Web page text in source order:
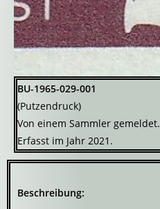
BU-1965-029-001
(Putzendruck)
Von einem Sammler gemeldet.
Erfasst im Jahr 2021.
Beschreibung: